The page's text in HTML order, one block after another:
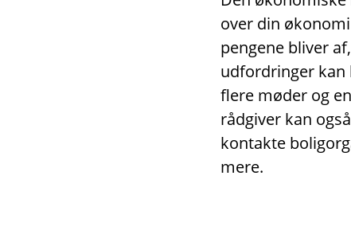
over din
pengene bliver
udfordringer kan
flere møder og
rådgiver kan
kontakte
mere.